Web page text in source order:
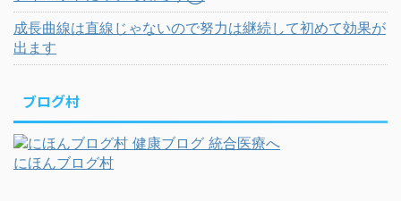
成長曲線は直線じゃないので努力は継続して初めて効果が
出ます
ブログ村
にほんブログ村